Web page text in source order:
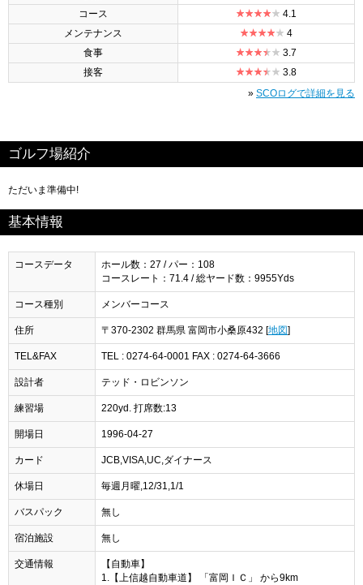
コース
4.1
メンテナンス
4
食事
3.7
接客
3.8
» SCOログで詳細を見る
ゴルフ場紹介
ただいま準備中!
基本情報
コースデータ
ホール数：27 / パー：108
コースレート：71.4 / 総ヤード数：9955Yds
コース種別 メンバーコース
住所 〒370-2302 群馬県 富岡市小桑原432 [地図]
TEL&FAX TEL : 0274-64-0001 FAX : 0274-64-3666
設計者 テッド・ロビンソン
練習場 220yd. 打席数:13
開場日 1996-04-27
カード JCB,VISA,UC,ダイナース
休場日 毎週月曜,12/31,1/1
バスパック 無し
宿泊施設 無し
交通情報
【自動車】
1.【上信越自動車道】 「富岡ＩＣ」 から9km